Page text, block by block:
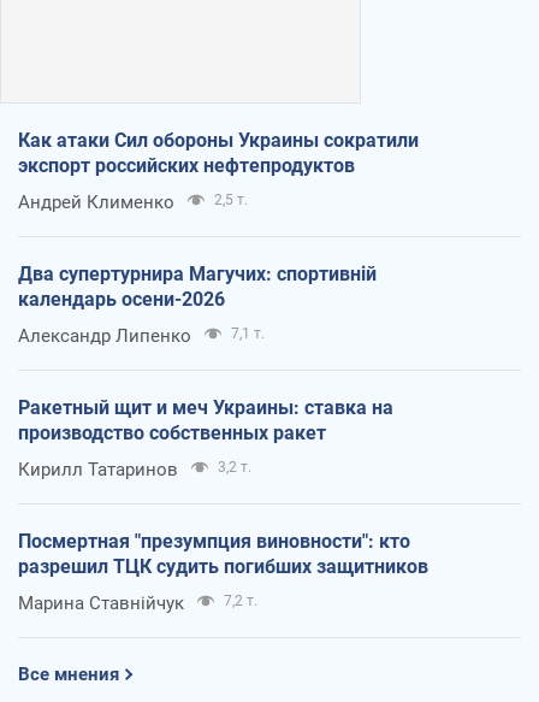
Как атаки Сил обороны Украины сократили
экспорт российских нефтепродуктов
Андрей Клименко 2,5 т.
Два супертурнира Магучих: спортивній
календарь осени-2026
Александр Липенко 7,1 т.
Ракетный щит и меч Украины: ставка на
производство собственных ракет
Кирилл Татаринов 3,2 т.
Посмертная "презумпция виновности": кто
разрешил ТЦК судить погибших защитников
Марина Ставнійчук 7,2 т.
Все мнения